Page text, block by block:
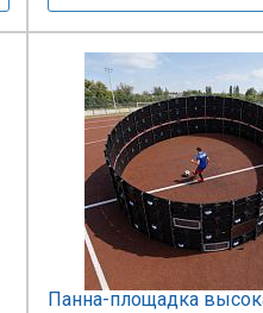
Панна-площадка